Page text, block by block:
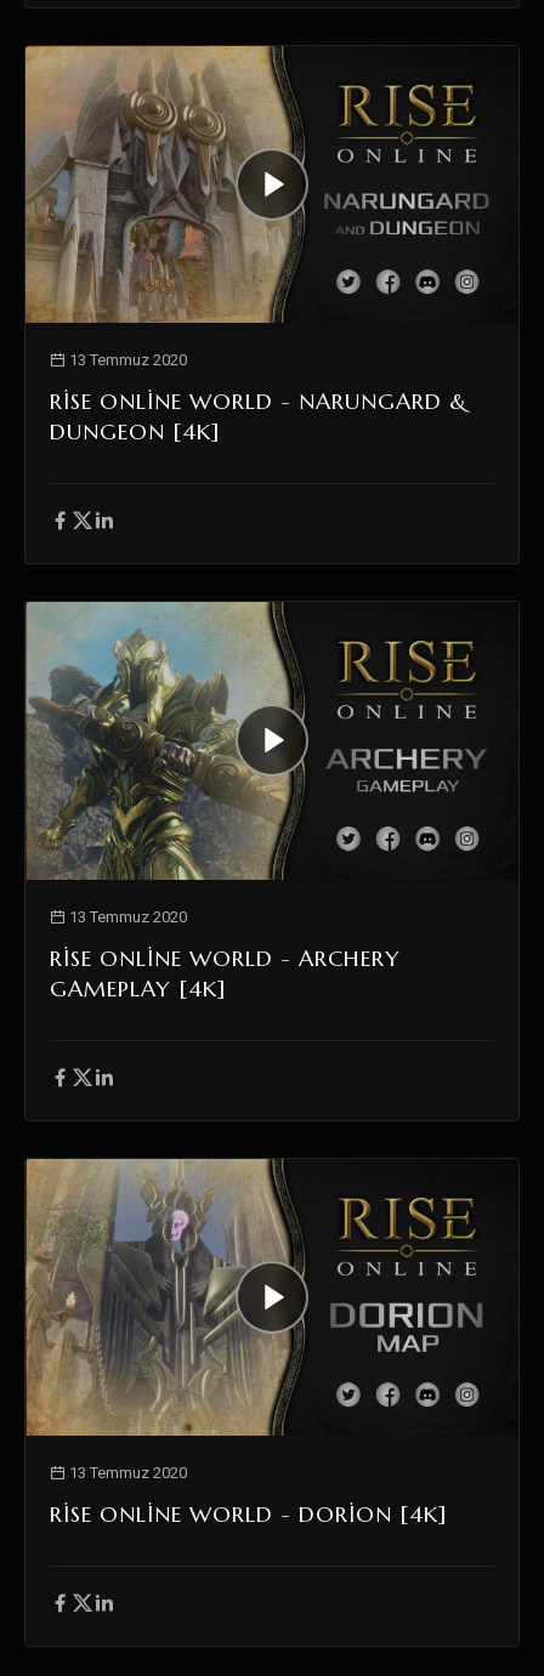
13 Temmuz 2020
RISE ONLINE WORLD - NARUNGARD &
DUNGEON [4K]
13 Temmuz 2020
RISE ONLINE WORLD - ARCHERY
GAMEPLAY [4K]
13 Temmuz 2020
RISE ONLINE WORLD - DORION [4K]